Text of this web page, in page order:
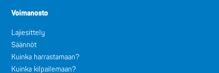
Voimanosto
Lajiesittely
Säännöt
Kuinka harrastamaan?
Kuinka kilpailemaan?